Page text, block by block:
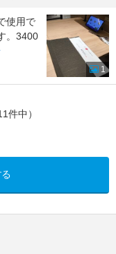
使用で
。3400
1
件中）